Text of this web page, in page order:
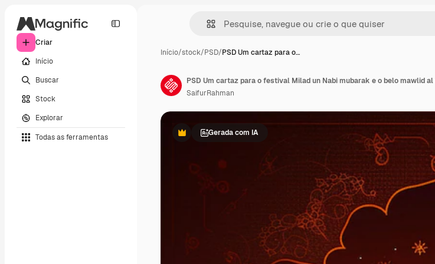
Criar
Início
Buscar
Stock
Explorar
Todas as ferramentas
Início/stock/PSD/PSD Um cartaz para o…
PremiumGerada com IA
SaifurRahman